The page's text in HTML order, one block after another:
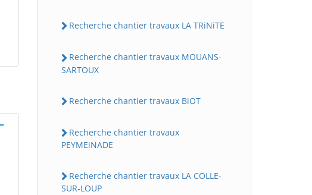
Recherche chantier travaux LA TRiNiTE
Recherche chantier travaux MOUANS-
SARTOUX
Recherche chantier travaux BiOT
Recherche chantier travaux
PEYMEiNADE
Recherche chantier travaux LA COLLE-
SUR-LOUP